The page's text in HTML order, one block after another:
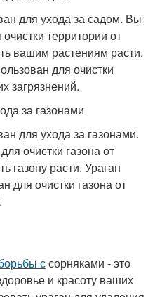
для ухода за садом. Вы
территории от
вашим растениям расти.
для очистки
загрязнений.
за газонами
для ухода за газонами.
очистки газона от
газону расти. Ураган
для очистки газона от
ссорняками - это
и красоту ваших